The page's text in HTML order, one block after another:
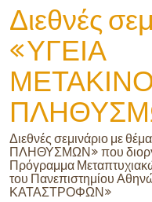
Διεθνές
«ΥΓΕΙΑ
Διεθνές σεμινάριο με
ΠΛΗΘΥΣΜΩΝ» που
Πρόγραμμα
του Πανεπιστημίου
ΚΑΤΑΣΤΡΟΦΩΝ»